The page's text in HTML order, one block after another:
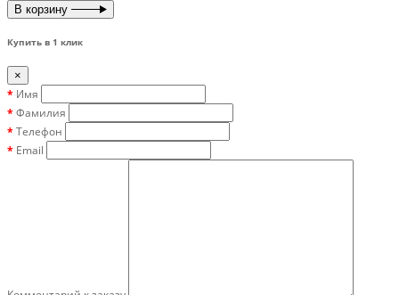
В корзину
Купить в 1 клик
×
Имя
Фамилия
Телефон
Email